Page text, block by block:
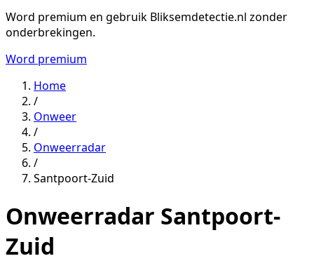
Word premium en gebruik Bliksemdetectie.nl zonder
onderbrekingen.
Word premium
Home
/
Onweer
/
Onweerradar
/
Santpoort-Zuid
Onweerradar Santpoort-
Zuid